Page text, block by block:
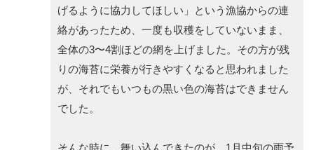
げるように協力してほしい」という漁協からの連
絡があったため、一度も収穫をしていないまま、
全体の3〜4割ほどの網を上げました。その方が残
りの海苔に栄養が行きやすくなると思われました
が、それでもいつもの黒い色の海苔はできません
でした。
そんな時に、舞い込んできたのが、1月中旬の雨予